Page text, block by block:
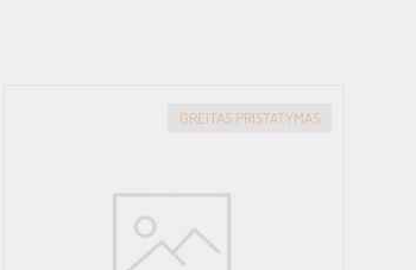
GREITAS PRISTATYMAS